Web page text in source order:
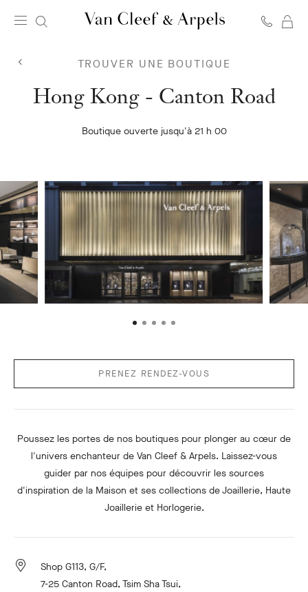
de
Cleef
Arpels
TROUVER UNE BOUTIQUE
Van
Hong Kong - Canton Road
Boutique ouverte jusqu'à 21 h 00
PRENEZ RENDEZ-VOUS
Poussez les portes de nos boutiques pour plonger au cœur de
l'univers enchanteur de Van Cleef & Arpels. Laissez-vous
guider par nos équipes pour découvrir les sources
d'inspiration de la Maison et ses collections de Joaillerie, Haute
Joaillerie et Horlogerie.
Shop G113, G/F,
7-25 Canton Road, Tsim Sha Tsui,